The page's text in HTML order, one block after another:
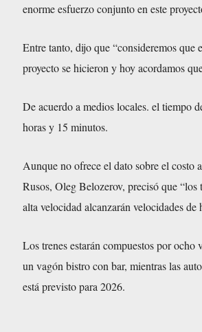
enorme esfuerzo conjunto en este
Entre tanto, dijo que “consideremos que
proyecto se hicieron y hoy acordamos
De acuerdo a medios locales. el tiempo
horas y 15 minutos.
Aunque no ofrece el dato sobre el costo
Rusos, Oleg Belozerov, precisó que “los
alta velocidad alcanzarán velocidades
Los trenes estarán compuestos por
un vagón bistro con bar, mientras las
está previsto para 2026.